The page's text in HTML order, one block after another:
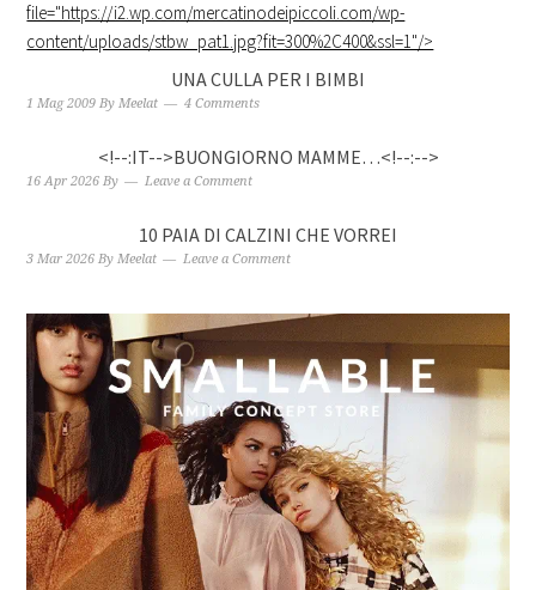
file="https://i2.wp.com/mercatinodeipiccoli.com/wp-
content/uploads/stbw_pat1.jpg?fit=300%2C400&ssl=1"/>
UNA CULLA PER I BIMBI
1 Mag 2009 ByMeelat 4 Comments
<!--:IT-->BUONGIORNO MAMME…<!--:-->
16 Apr 2026 By Leave a Comment
10 PAIA DI CALZINI CHE VORREI
3 Mar 2026 ByMeelat Leave a Comment